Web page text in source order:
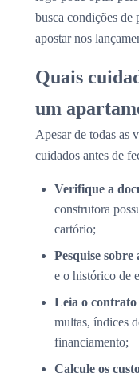
busca condições de
apostar nos
Quais
um
Apesar de todas as
cuidados antes de
Verifique a
construtora
cartório;
Pesquise
e o histórico de
Leia o contrato
multas, índices
financiamento;
Calcule os